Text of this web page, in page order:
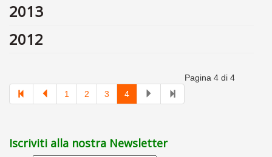
2013
2012
Pagina 4 di 4
1
2 3 4
Iscriviti alla nostra Newsletter